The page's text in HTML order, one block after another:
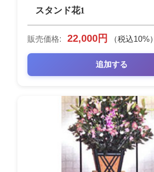
スタンド花1
販売価格: 22,000円 （税込10%）
追加する